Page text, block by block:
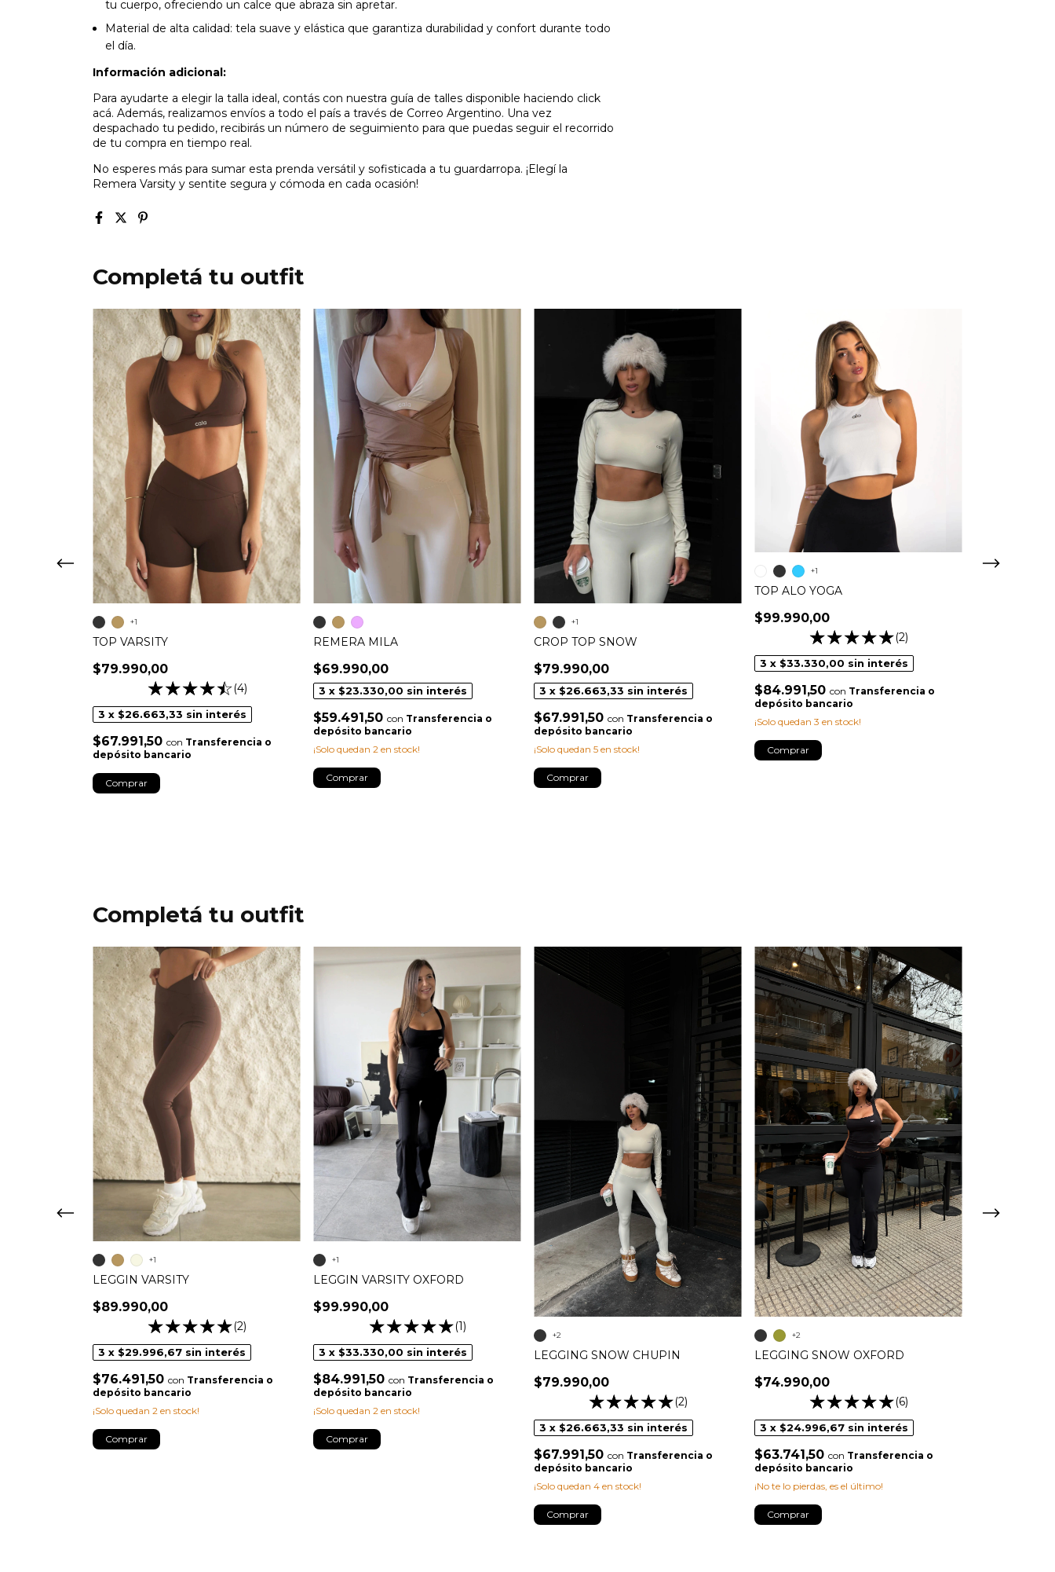
tu cuerpo, ofreciendo un calce que abraza sin apretar.
Material de alta calidad: tela suave y elástica que garantiza durabilidad y confort durante todo
el día.
Información adicional:
Para ayudarte a elegir la talla ideal, contás con nuestra guía de talles disponible haciendo click
acá. Además, realizamos envíos a todo el país a través de Correo Argentino. Una vez
despachado tu pedido, recibirás un número de seguimiento para que puedas seguir el recorrido
de tu compra en tiempo real.
No esperes más para sumar esta prenda versátil y sofisticada a tu guardarropa. ¡Elegí la
Remera Varsity y sentite segura y cómoda en cada ocasión!
TOP VARSITY
$79.990,00
(4)
3 x $26.663,33 sin interés
$67.991,50 con Transferencia o
depósito bancario
+1
Comprar
REMERA MILA
$69.990,00
3 x $23.330,00 sin interés
$59.491,50 con Transferencia o
depósito bancario
¡Solo quedan 2 en stock!
Comprar
CROP TOP SNOW
$79.990,00
3 x $26.663,33 sin interés
$67.991,50 con Transferencia o
depósito bancario
¡Solo quedan 5 en stock!
+1
Comprar
TOP ALO YOGA
$99.990,00
(2)
3 x $33.330,00 sin interés
$84.991,50 con Transferencia o
depósito bancario
¡Solo quedan 3 en stock!
+1
Comprar
LEGGIN VARSITY
$89.990,00
(2)
3 x $29.996,67 sin interés
$76.491,50 con Transferencia o
depósito bancario
¡Solo quedan 2 en stock!
+1
Comprar
LEGGIN VARSITY OXFORD
$99.990,00
(1)
3 x $33.330,00 sin interés
$84.991,50 con Transferencia o
depósito bancario
¡Solo quedan 2 en stock!
+1
Comprar
LEGGING SNOW CHUPIN
$79.990,00
(2)
3 x $26.663,33 sin interés
$67.991,50 con Transferencia o
depósito bancario
¡Solo quedan 4 en stock!
+2
Comprar
LEGGING SNOW OXFORD
$74.990,00
(6)
3 x $24.996,67 sin interés
$63.741,50 con Transferencia o
depósito bancario
¡No te lo pierdas, es el último!
+2
Comprar